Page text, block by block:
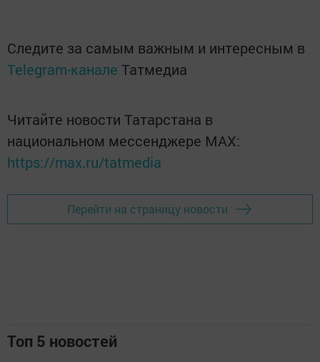
Следите за самым важным и интересным в
Telegram-канале Татмедиа
Читайте новости Татарстана в
национальном мессенджере MАХ:
https://max.ru/tatmedia
Перейти на страницу новости
Топ 5 новостей